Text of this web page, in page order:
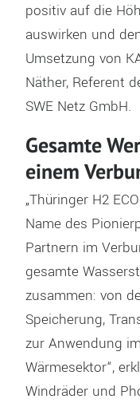
positiv auf die
auswirken und
Umsetzung von
Näther, Referent
SWE Netz GmbH.
Gesamte
einem
„Thüringer H2
Name des
Partnern im
gesamte
zusammen: von
Speicherung,
zur Anwendung
Wärmesektor“,
Windräder und